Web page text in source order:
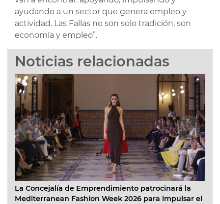
ayudando a un sector que genera empleo y
actividad. Las Fallas no son solo tradición, son
economía y empleo”.
Noticias relacionadas
La Concejalía de Emprendimiento patrocinará la
Mediterranean Fashion Week 2026 para impulsar el